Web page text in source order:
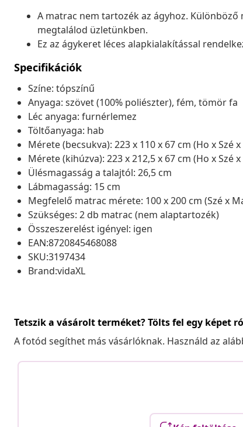
A matrac nem tartozék az ágyhoz.
megtalálod üzletünkben.
Ez az ágykeret léces alapkialakítással
Specifikációk
Színe: tópszínű
Anyaga: szövet (100% poliészter), fém, tömör fa
Léc anyaga: furnérlemez
Töltőanyaga: hab
Mérete (becsukva): 223 x 110 x 67 cm (Ho x Szé
Mérete (kihúzva): 223 x 212,5 x 67 cm (Ho x Szé
Ülésmagasság a talajtól: 26,5 cm
Lábmagasság: 15 cm
Megfelelő matrac mérete: 100 x 200 cm (Szé x
Szükséges: 2 db matrac (nem alaptartozék)
Összeszerelést igényel: igen
EAN:8720845468088
SKU:3197434
Brand:vidaXL
Tetszik a vásárolt terméket? Tölts fel egy képet
A fotód segíthet más vásárlóknak. Használd az